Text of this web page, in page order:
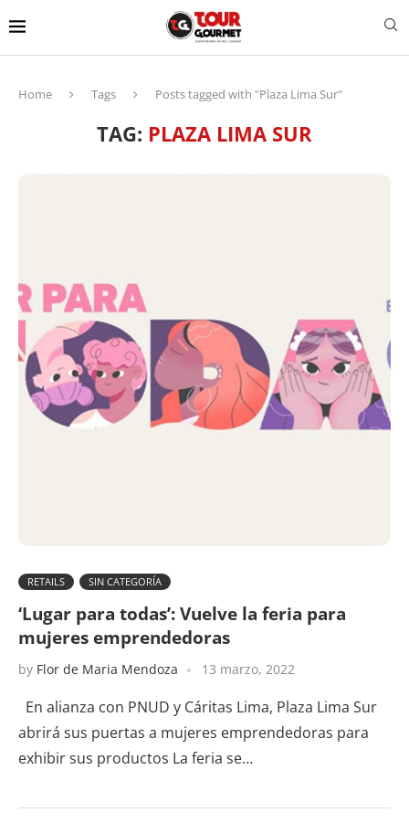
Home Tags Posts tagged with "Plaza Lima Sur"
TAG: PLAZA LIMA SUR
RETAILS SIN CATEGORÍA
‘Lugar para todas’: Vuelve la feria para
mujeres emprendedoras
by Flor de Maria Mendoza 13 marzo, 2022
En alianza con PNUD y Cáritas Lima, Plaza Lima Sur
abrirá sus puertas a mujeres emprendedoras para
exhibir sus productos La feria se…